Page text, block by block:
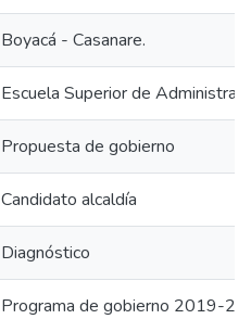
Boyacá - Casanare.
Escuela Superior de
Propuesta de gobierno
Candidato alcaldía
Diagnóstico
Programa de gobierno 2019-